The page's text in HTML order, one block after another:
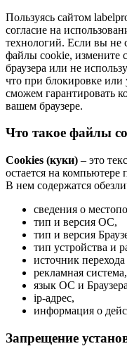
Пользуясь сайтом
согласие на
технологий. Если вы не
файлы cookie, измените
браузера или не
что при блокировке
сможем гарантировать
вашем браузере.
Что такое файлы
Cookies (куки) – это
остается на компьютере
В нем содержатся
сведения о
тип и версия ОС,
тип и версия
тип устройства и
источник перехода
рекламная система,
язык ОС и
ip-адрес,
информация о
Запрещение